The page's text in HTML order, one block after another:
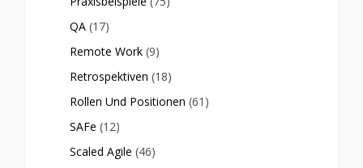
QA (17)
Remote Work (9)
Retrospektiven (18)
Rollen Und Positionen (61)
SAFe (12)
Scaled Agile (46)